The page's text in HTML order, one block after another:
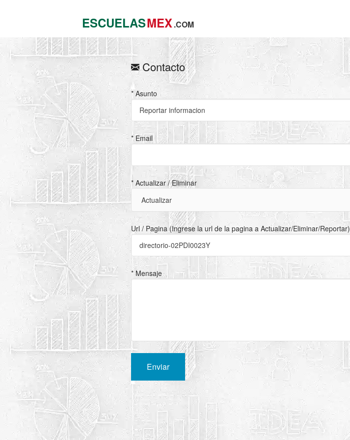
ESCUELASMEX.COM
Contacto
* Asunto
* Email
* Actualizar / Eliminar
Url / Pagina (Ingrese la url de la pagina a Actualizar/Eliminar/Reportar)
* Mensaje
Enviar